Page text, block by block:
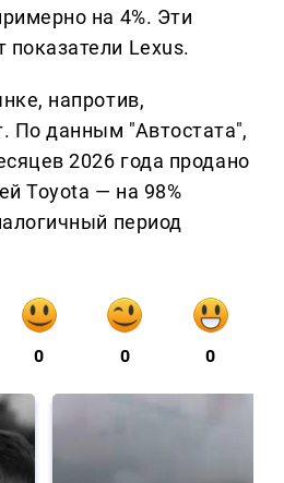
на 4%. Эти
Lexus.
напротив,
По данным "Автостата",
2026 года продано
Toyota — на 98%
период
0 0 0